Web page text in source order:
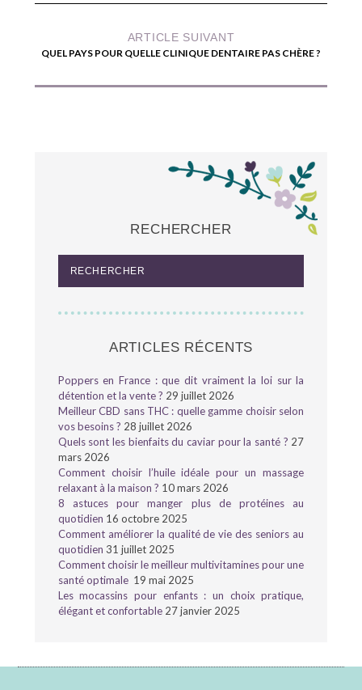
ARTICLE SUIVANT
QUEL PAYS POUR QUELLE CLINIQUE DENTAIRE PAS CHÈRE ?
RECHERCHER
ARTICLES RÉCENTS
Poppers en France : que dit vraiment la loi sur la
détention et la vente ? 29 juillet 2026
Meilleur CBD sans THC : quelle gamme choisir selon
vos besoins ? 28 juillet 2026
Quels sont les bienfaits du caviar pour la santé ? 27
mars 2026
Comment choisir l’huile idéale pour un massage
relaxant à la maison ? 10 mars 2026
8 astuces pour manger plus de protéines au
quotidien 16 octobre 2025
Comment améliorer la qualité de vie des seniors au
quotidien 31 juillet 2025
Comment choisir le meilleur multivitamines pour une
santé optimale 19 mai 2025
Les mocassins pour enfants : un choix pratique,
élégant et confortable 27 janvier 2025